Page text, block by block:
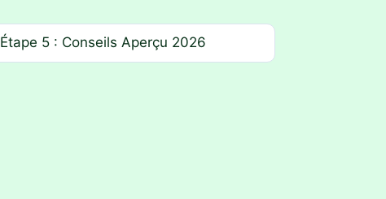
Étape 5 : Conseils Aperçu 2026